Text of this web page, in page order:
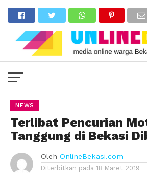
NEWS
Terlibat Pencurian
Tanggung di Bekasi
Oleh OnlineBekasi.com
Diterbitkan pada 18 Maret 2019